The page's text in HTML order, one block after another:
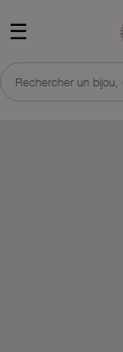
☰
Rechercher un bijou,